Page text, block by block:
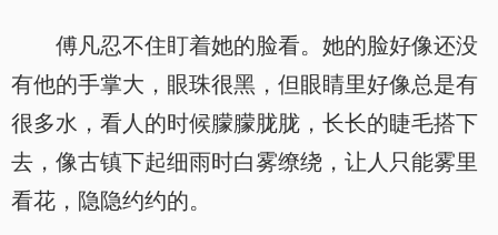
傅凡忍不住盯着她的脸看。她的脸好像还没
有他的手掌大，眼珠很黑，但眼睛里好像总是有
很多水，看人的时候朦朦胧胧，长长的睫毛搭下
去，像古镇下起细雨时白雾缭绕，让人只能雾里
看花，隐隐约约的。